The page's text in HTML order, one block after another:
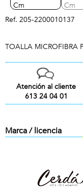
Ref. 205-2200010137
TOALLA MICROFIBRA
Atención al cliente
613 24 04 01
Marca / licencia